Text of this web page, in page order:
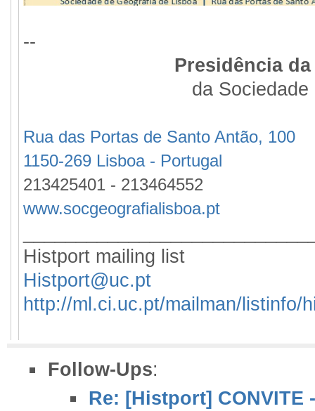
--
Presidência
da
Rua das Portas de Santo Antão, 100
1150-269 Lisboa - Portugal
213425401 - 213464552
www.socgeografialisboa.pt
Histport mailing list
Histport@uc.pt
http://ml.ci.uc.pt/mailman/listinfo/
Follow-Ups:
Re: [Histport] CONVITE